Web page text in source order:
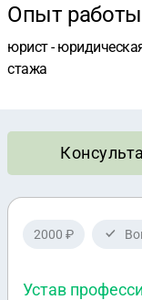
Опыт работы
юрист -
стажа
2000 ₽
Устав